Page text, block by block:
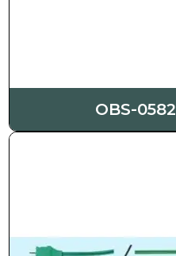
OBS-0582